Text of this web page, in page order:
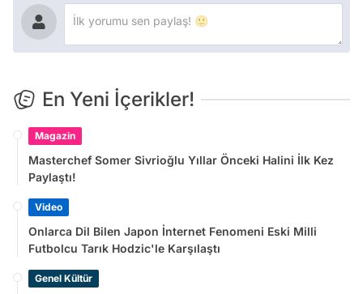
En Yeni İçerikler!
Magazin
Masterchef Somer Sivrioğlu Yıllar Önceki Halini İlk Kez
Paylaştı!
Video
Onlarca Dil Bilen Japon İnternet Fenomeni Eski Milli
Futbolcu Tarık Hodzic'le Karşılaştı
Genel Kültür